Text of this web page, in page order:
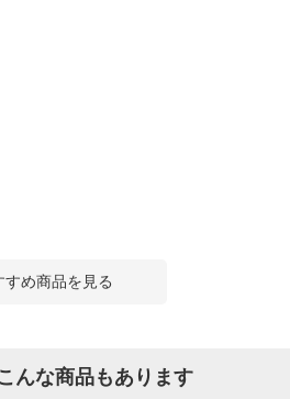
すめ商品を見る
んな商品もあります